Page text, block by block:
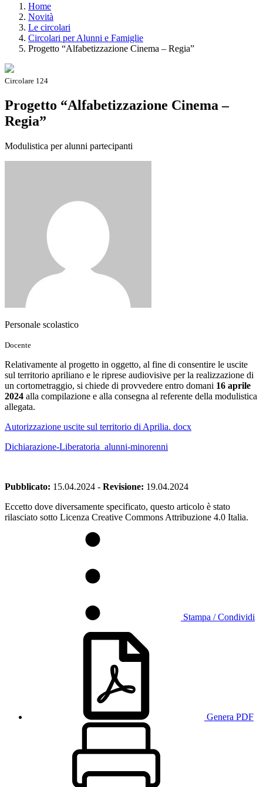
Home
Novità
Le circolari
Circolari per Alunni e Famiglie
Progetto “Alfabetizzazione Cinema – Regia”
Circolare 124
Progetto “Alfabetizzazione Cinema –
Regia”
Modulistica per alunni partecipanti
Personale scolastico
Docente
Relativamente al progetto in oggetto, al fine di consentire le uscite
sul territorio apriliano e le riprese audiovisive per la realizzazione di
un cortometraggio, si chiede di provvedere entro domani 16 aprile
2024 alla compilazione e alla consegna al referente della modulistica
allegata.
Autorizzazione uscite sul territorio di Aprilia. docx
Dichiarazione-Liberatoria_alunni-minorenni
Pubblicato: 15.04.2024 - Revisione: 19.04.2024
Eccetto dove diversamente specificato, questo articolo è stato
rilasciato sotto Licenza Creative Commons Attribuzione 4.0 Italia.
Stampa / Condividi
Genera PDF